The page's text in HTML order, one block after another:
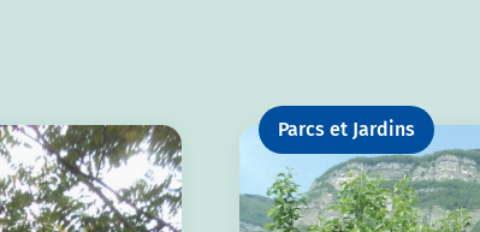
Parcs et Jardins